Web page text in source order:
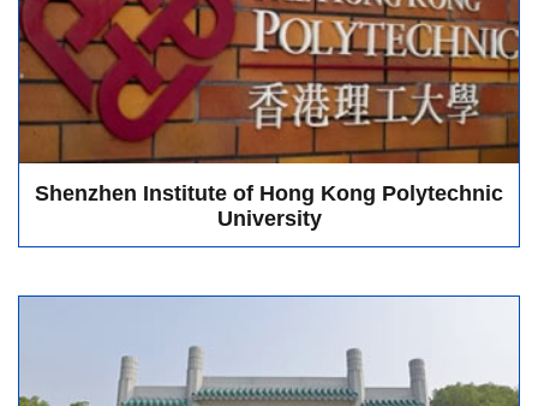
Shenzhen Institute of Hong Kong Polytechnic
University